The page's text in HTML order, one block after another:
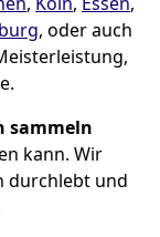
, oder auch
sammeln
kann. Wir
durchlebt und